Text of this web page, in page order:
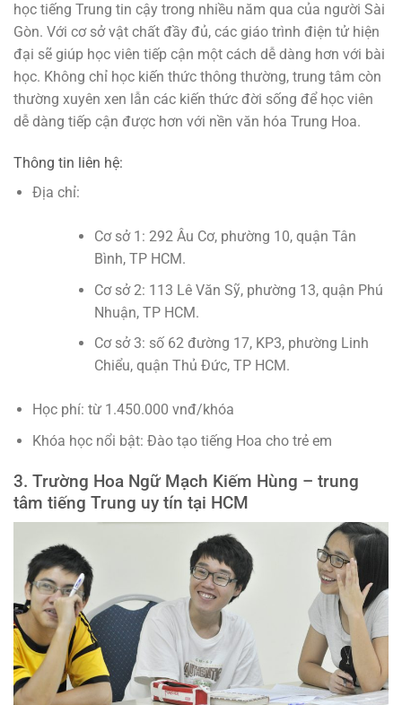
học tiếng Trung tin cậy trong nhiều năm qua của người Sài
Gòn. Với cơ sở vật chất đầy đủ, các giáo trình điện tử hiện
đại sẽ giúp học viên tiếp cận một cách dễ dàng hơn với bài
học. Không chỉ học kiến thức thông thường, trung tâm còn
thường xuyên xen lẫn các kiến thức đời sống để học viên
dễ dàng tiếp cận được hơn với nền văn hóa Trung Hoa.
Thông tin liên hệ:
Địa chỉ:
Cơ sở 1: 292 Âu Cơ, phường 10, quận Tân
Bình, TP HCM.
Cơ sở 2: 113 Lê Văn Sỹ, phường 13, quận Phú
Nhuận, TP HCM.
Cơ sở 3: số 62 đường 17, KP3, phường Linh
Chiểu, quận Thủ Đức, TP HCM.
Học phí: từ 1.450.000 vnđ/khóa
Khóa học nổi bật: Đào tạo tiếng Hoa cho trẻ em
3. Trường Hoa Ngữ Mạch Kiếm Hùng – trung
tâm tiếng Trung uy tín tại HCM